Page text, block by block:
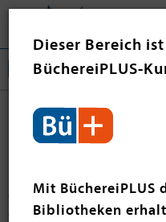
Dieser Bereich
BüchereiPLUS-
Mit BüchereiPLUS
Bibliotheken
Romance
alle Leserinnen und
große Gefühle und viel